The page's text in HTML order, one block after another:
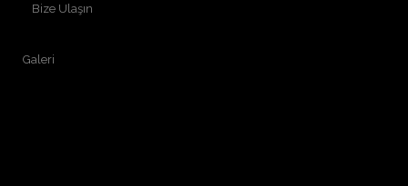
Bize Ulaşın
Galeri